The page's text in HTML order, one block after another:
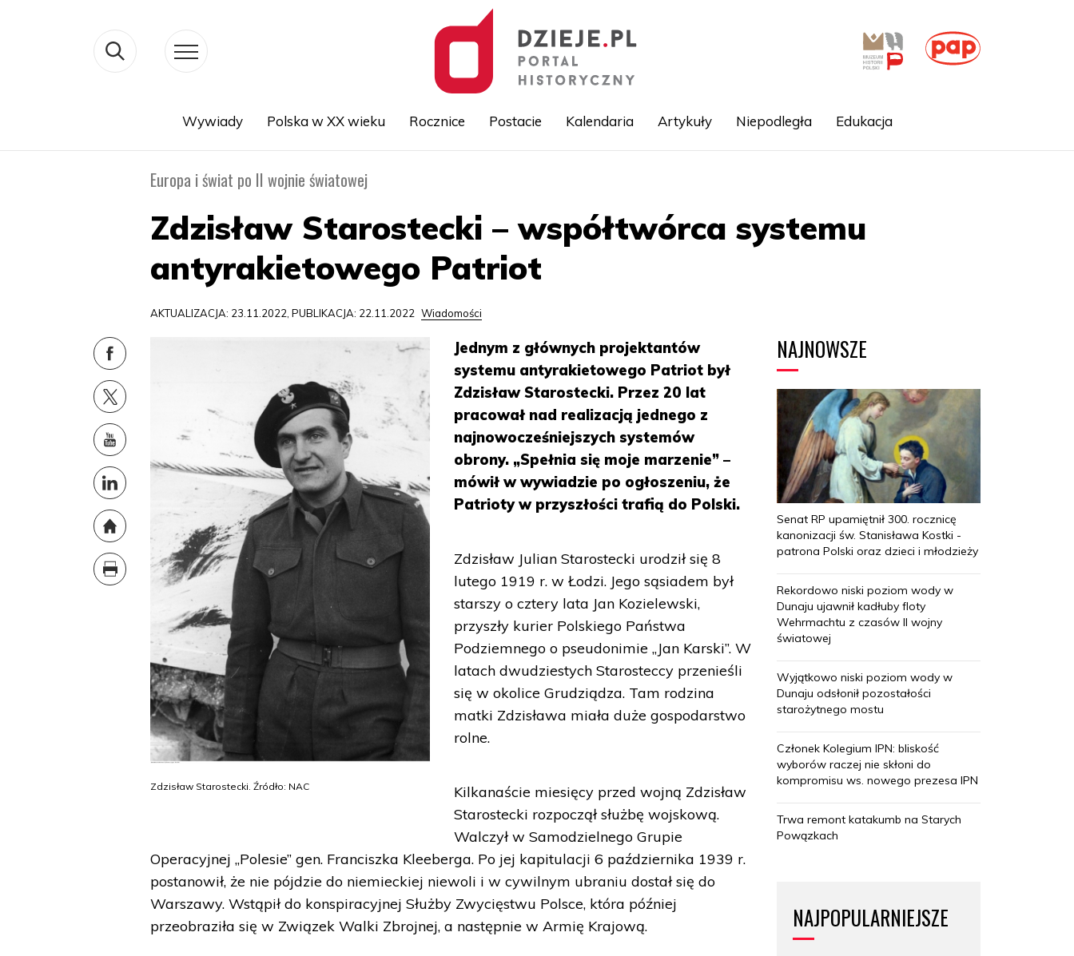
Wywiady Polska w XX wieku Rocznice Postacie Kalendaria Artykuły Niepodległa Edukacja
Europa i świat po II wojnie światowej
Zdzisław Starostecki – współtwórca systemu
antyrakietowego Patriot
AKTUALIZACJA: 23.11.2022, PUBLIKACJA: 22.11.2022 Wiadomości
Zdzisław Starostecki. Źródło: NAC
Jednym z głównych projektantów
systemu antyrakietowego Patriot był
Zdzisław Starostecki. Przez 20 lat
pracował nad realizacją jednego z
najnowocześniejszych systemów
obrony. „Spełnia się moje marzenie” –
mówił w wywiadzie po ogłoszeniu, że
Patrioty w przyszłości trafią do Polski.
Zdzisław Julian Starostecki urodził się 8
lutego 1919 r. w Łodzi. Jego sąsiadem był
starszy o cztery lata Jan Kozielewski,
przyszły kurier Polskiego Państwa
Podziemnego o pseudonimie „Jan Karski”. W
latach dwudziestych Starosteccy przenieśli
się w okolice Grudziądza. Tam rodzina
matki Zdzisława miała duże gospodarstwo
rolne.
Kilkanaście miesięcy przed wojną Zdzisław
Starostecki rozpoczął służbę wojskową.
Walczył w Samodzielnego Grupie
Operacyjnej „Polesie” gen. Franciszka Kleeberga. Po jej kapitulacji 6 października 1939 r.
postanowił, że nie pójdzie do niemieckiej niewoli i w cywilnym ubraniu dostał się do
Warszawy. Wstąpił do konspiracyjnej Służby Zwycięstwu Polsce, która później
przeobraziła się w Związek Walki Zbrojnej, a następnie w Armię Krajową.
NAJNOWSZE
Senat RP upamiętnił 300. rocznicę
kanonizacji św. Stanisława Kostki -
patrona Polski oraz dzieci i młodzieży
Rekordowo niski poziom wody w
Dunaju ujawnił kadłuby floty
Wehrmachtu z czasów II wojny
światowej
Wyjątkowo niski poziom wody w
Dunaju odsłonił pozostałości
starożytnego mostu
Członek Kolegium IPN: bliskość
wyborów raczej nie skłoni do
kompromisu ws. nowego prezesa IPN
Trwa remont katakumb na Starych
Powązkach
NAJPOPULARNIEJSZE